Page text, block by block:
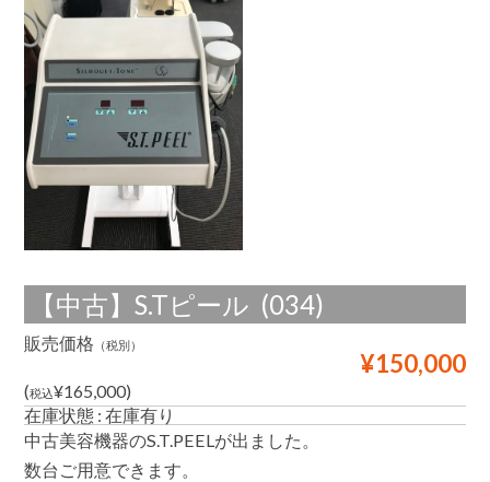
ル
ィ
シ
ピ
ー
グ
【中古】S.Tピール (034)
販売価格 （税別）
¥150,000
(税込¥165,000)
在庫状態 : 在庫有り
中古美容機器のS.T.PEELが出ました。
数台ご用意できます。